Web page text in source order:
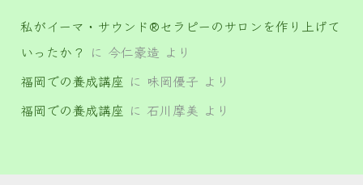
私がイーマ・サウンド®セラピーのサロンを作り上げて
いったか？ に 今仁豪造 より
福岡での養成講座 に 味岡優子 より
福岡での養成講座 に 石川摩美 より